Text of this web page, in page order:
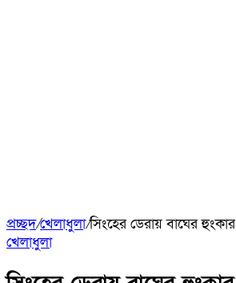
প্রচ্ছদ/খেলাধুলা/সিংহের ডেরায় বাঘের হুংকার
খেলাধুলা